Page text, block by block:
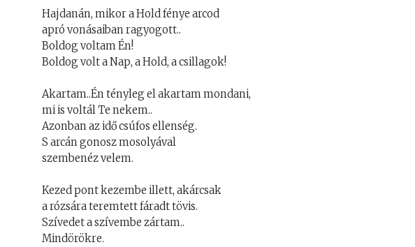
Hajdanán, mikor a Hold fénye arcod
apró vonásaiban ragyogott..
Boldog voltam Én!
Boldog volt a Nap, a Hold, a csillagok!
Akartam..Én tényleg el akartam mondani,
mi is voltál Te nekem..
Azonban az idő csúfos ellenség.
S arcán gonosz mosolyával
szembenéz velem.
Kezed pont kezembe illett, akárcsak
a rózsára teremtett fáradt tövis.
Szívedet a szívembe zártam..
Mindörökre.